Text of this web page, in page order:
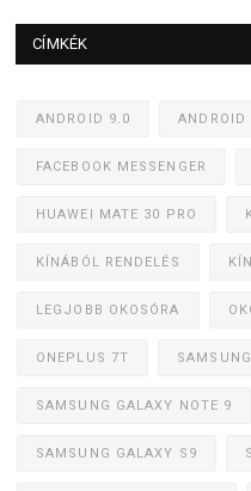
CÍMKÉK
ANDROID 9.0 ANDROID
FACEBOOK MESSENGER
HUAWEI MATE 30 PRO
KÍNÁBÓL RENDELÉS
LEGJOBB OKOSÓRA
ONEPLUS 7T
SAMSUNG GALAXY NOTE 9
SAMSUNG GALAXY S9